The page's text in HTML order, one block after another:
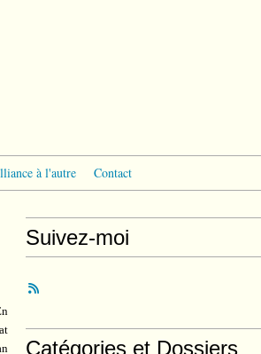
à l'autre Contact
Suivez-moi
Catégories et Dossiers